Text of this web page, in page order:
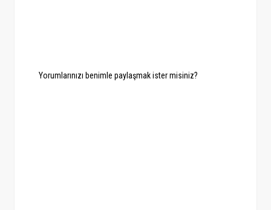
Yorumlarınızı benimle paylaşmak ister misiniz?